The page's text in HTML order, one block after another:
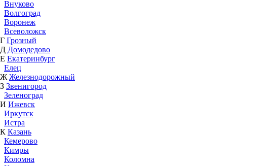
Внуково
Волгоград
Воронеж
Всеволожск
Г Грозный
Д Домодедово
Е Екатеринбург
Елец
Ж Железнодорожный
З Звенигород
Зеленоград
И Ижевск
Иркутск
Истра
К Казань
Кемерово
Кимры
Коломна